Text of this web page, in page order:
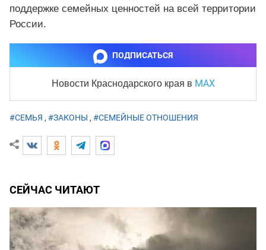
поддержке семейных ценностей на всей территории
России.
ПОДПИСАТЬСЯ
Новости Краснодарского края в MAX
#СЕМЬЯ , #ЗАКОНЫ , #СЕМЕЙНЫЕ ОТНОШЕНИЯ
СЕЙЧАС ЧИТАЮТ